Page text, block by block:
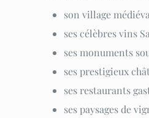
son village
ses célèbres vins
ses monuments
ses prestigieux
ses restaurants
ses paysages de